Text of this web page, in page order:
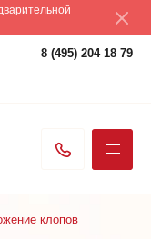
8 (495) 204 18 79
клопов